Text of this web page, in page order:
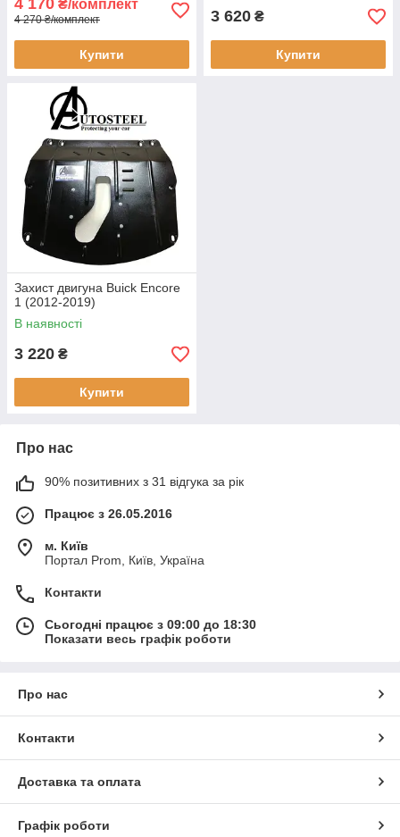
4 170 ₴/комплект
4 270 ₴/комплект
Купити
3 620 ₴
Купити
Захист двигуна Buick Encore
1 (2012-2019)
В наявності
3 220 ₴
Купити
Про нас
90% позитивних з 31 відгука за рік
Працює з 26.05.2016
м. Київ
Портал Prom, Київ, Україна
Контакти
Сьогодні працює з 09:00 до 18:30
Показати весь графік роботи
Про нас
Контакти
Доставка та оплата
Графік роботи